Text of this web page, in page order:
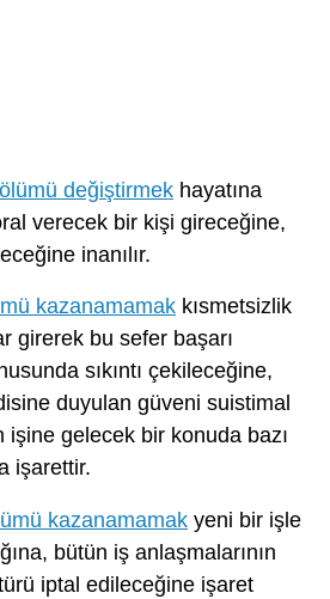
değiştirmek hayatına
verecek bir kişi gireceğine,
inanılır.
kazanamamak kısmetsizlik
girerek bu sefer başarı
sıkıntı çekileceğine,
duyulan güveni suistimal
gelecek bir konuda bazı
işarettir.
kazanamamak yeni bir işle
bütün iş anlaşmalarının
iptal edileceğine işaret